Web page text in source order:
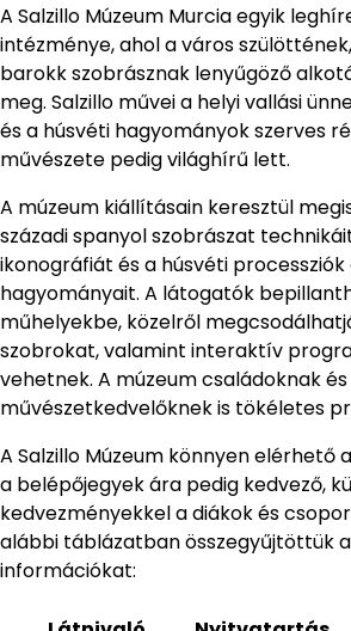
A Salzillo Múzeum Murcia egyik
intézménye, ahol a város
barokk szobrásznak lenyűgöző
meg. Salzillo művei a helyi vallási
és a húsvéti hagyományok szerves
művészete pedig világhírű lett.
A múzeum kiállításain keresztül
századi spanyol szobrászat
ikonográfiát és a húsvéti processziók
hagyományait. A látogatók
műhelyekbe, közelről
szobrokat, valamint interaktív
vehetnek. A múzeum családoknak és
művészetkedvelőknek is tökéletes
A Salzillo Múzeum könnyen elérhető
a belépőjegyek ára pedig kedvező,
kedvezményekkel a diákok és
alábbi táblázatban összegyűjtöttük
információkat: